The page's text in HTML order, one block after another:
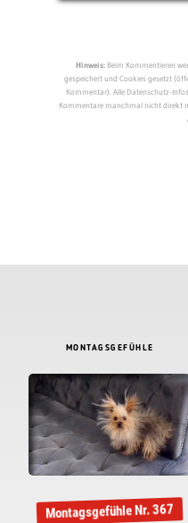
Hinweis:Beim Kommentieren
gespeichert und Cookies gesetzt
Kommentar). Alle Datenschutz-
Kommentare manchmal nicht direkt
MONTAGSGEFÜHLE
Montagsgefühle Nr. 367